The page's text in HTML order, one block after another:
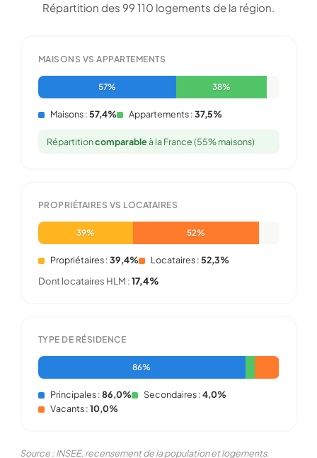
Répartition des 99 110 logements de la région.
MAISONS VS APPARTEMENTS
57% 38%
Maisons :57,4% Appartements :37,5%
Répartitioncomparableà la France (55% maisons)
PROPRIÉTAIRES VS LOCATAIRES
39% 52%
Propriétaires :39,4% Locataires :52,3%
Dont locataires HLM :17,4%
TYPE DE RÉSIDENCE
86%
Principales :86,0% Secondaires :4,0%
Vacants :10,0%
Source : INSEE, recensement de la population et logements.